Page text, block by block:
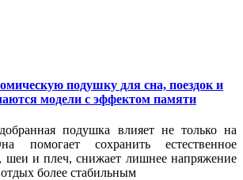
подушку для сна, поездок и
модели с эффектом памяти
подушка влияет не только на
помогает сохранить естественное
шеи и плеч, снижает лишнее напряжение
более стабильным